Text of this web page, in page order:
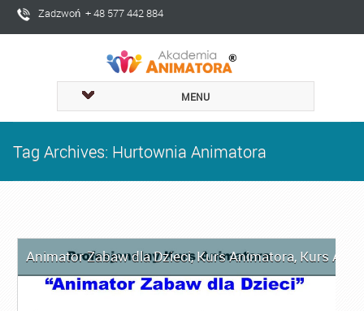
Zadzwoń + 48 577 442 884
MENU
Tag Archives: Hurtownia Animatora
Animator Zabaw dla Dzieci,Kurs Animatora, Kurs